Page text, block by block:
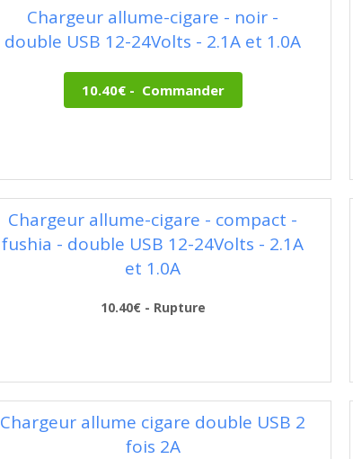
Chargeur allume-cigare - noir -
double USB 12-24Volts - 2.1A et 1.0A
Chargeur allume-cigare - compact -
fushia - double USB 12-24Volts - 2.1A
et 1.0A
10.40€ - Rupture
Chargeur allume cigare double USB 2
fois 2A